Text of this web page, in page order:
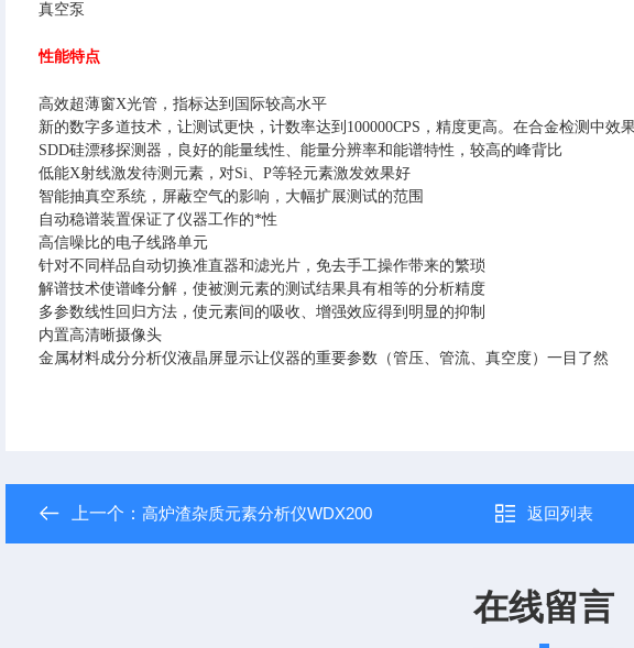
真空泵
性能特点
高效超薄窗X光管，指标达到国际较高水平
新的数字多道技术，让测试更快，计数率达到100000CPS，精度更高。在合金检测中效
SDD硅漂移探测器，良好的能量线性、能量分辨率和能谱特性，较高的峰背比
低能X射线激发待测元素，对Si、P等轻元素激发效果好
智能抽真空系统，屏蔽空气的影响，大幅扩展测试的范围
自动稳谱装置保证了仪器工作的*性
高信噪比的电子线路单元
针对不同样品自动切换准直器和滤光片，免去手工操作带来的繁琐
解谱技术使谱峰分解，使被测元素的测试结果具有相等的分析精度
多参数线性回归方法，使元素间的吸收、增强效应得到明显的抑制
内置高清晰摄像头
金属材料成分分析仪液晶屏显示让仪器的重要参数（管压、管流、真空度）一目了然
上一个：高炉渣杂质元素分析仪WDX200 返回列表
在线留言